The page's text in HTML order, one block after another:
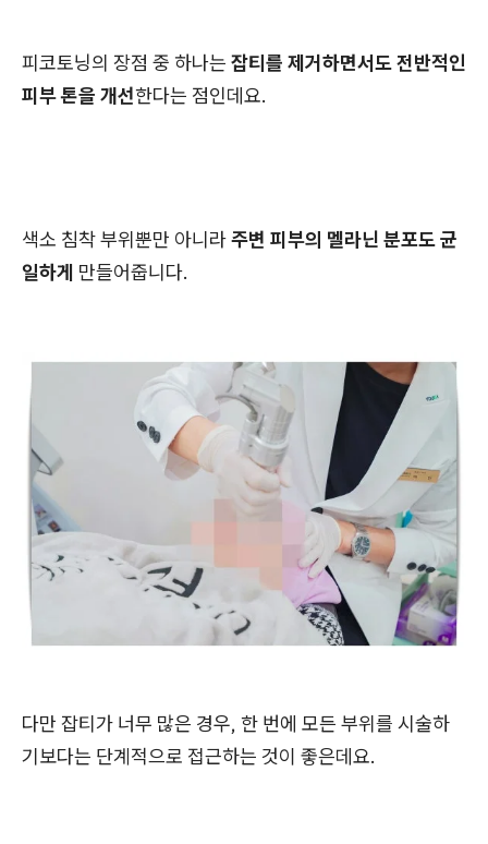
피코토닝의 장점 중 하나는 잡티를 제거하면서도 전반적인
피부 톤을 개선한다는 점인데요.
색소 침착 부위뿐만 아니라주변 피부의 멜라닌 분포도 균
일하게 만들어줍니다.
다만 잡티가 너무 많은 경우, 한 번에 모든 부위를 시술하
기보다는 단계적으로 접근하는 것이 좋은데요.